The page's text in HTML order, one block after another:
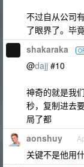
不过自从公司
了眼界了。毕
shakaraka
@dajj #10
神奇的就是我
秒，复制进去
局了都
aonshuy
关键不是他用